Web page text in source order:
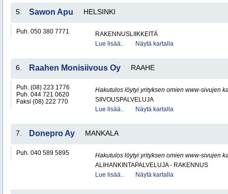
5. Sawon Apu HELSINKI
Puh. 050 380 7771
RAKENNUSLIIKKEITÄ
Lue lisää..
Näytä kartalla
6. Raahen Monisiivous Oy RAAHE
Puh. (08) 223 1776
Puh. 044 721 0620
Faksi (08) 222 770
Hakutulos löytyi yrityksen omien www-sivujen
SIIVOUSPALVELUJA
Lue lisää..
Näytä kartalla
7. Donepro Ay MANKALA
Puh. 040 589 5895
Hakutulos löytyi yrityksen omien www-sivujen
ALIHANKINTAPALVELUJA - RAKENNUS
Lue lisää..
Näytä kartalla